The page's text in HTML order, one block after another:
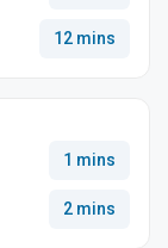
12 mins
1 mins
2 mins